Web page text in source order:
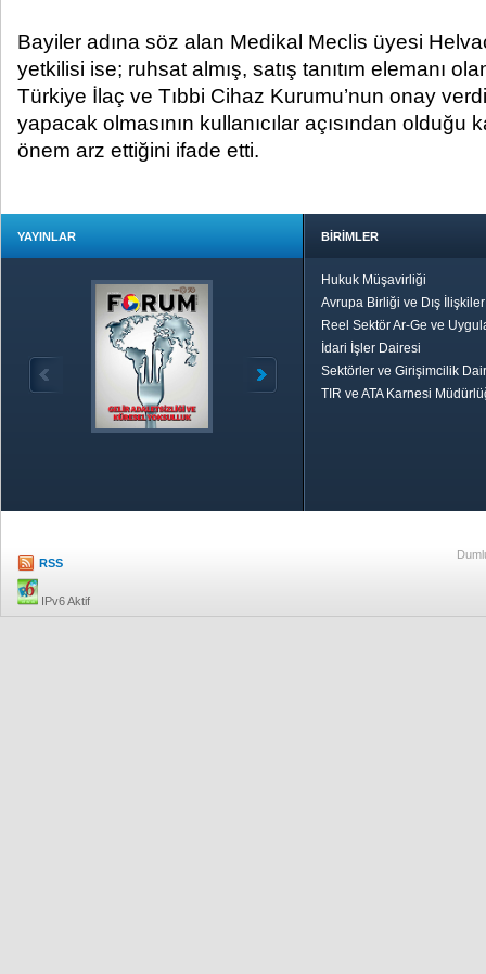
Bayiler adına söz alan Medikal Meclis üyesi
yetkilisi ise; ruhsat almış, satış tanıtım elemanı
Türkiye İlaç ve Tıbbi Cihaz Kurumu’nun onay
yapacak olmasının kullanıcılar açısından olduğu
önem arz ettiğini ifade etti.
YAYINLAR BİRİMLER
Hukuk Müşavirliği
Avrupa Birliği ve Dış
Reel Sektör Ar-Ge ve
İdari İşler Dairesi
Sektörler ve Girişimcilik
TIR ve ATA Karnesi
RSS
IPv6 Aktif